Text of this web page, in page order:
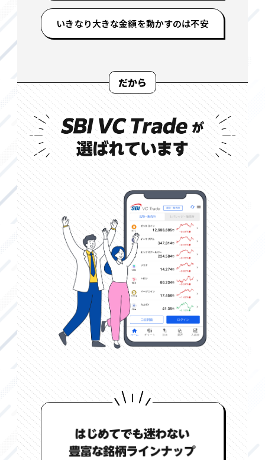
いきなり大きな金額を動かすのは不安
だから